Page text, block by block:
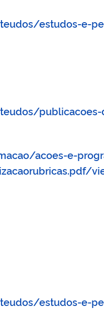
estudos-e-
publicacoes-
acoes-e-
estudos-e-